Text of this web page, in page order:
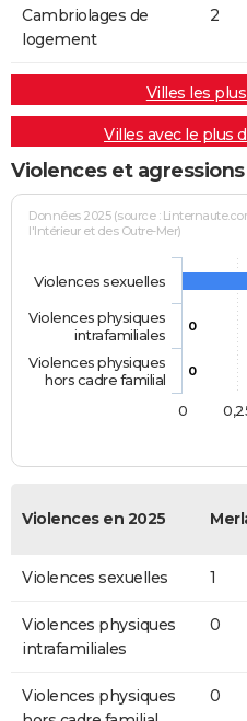
Cambriolages de
logement
2
Villes les
Villes avec le plus
Violences et
Données 2025 (source :
l'Intérieur et des Outre-Mer)
0
0
Violences sexuelles
Violences physiques
intrafamiliales
Violences physiques
hors cadre familial
0
Violences en 2025
Violences sexuelles 1
Violences physiques
intrafamiliales
0
Violences physiques
0